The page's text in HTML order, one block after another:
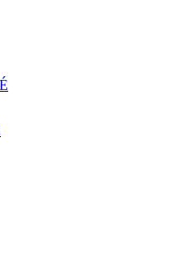
chrtík
chrtík, šteňa vipet
Saluka, Galgo atd.
Greyhound, atd